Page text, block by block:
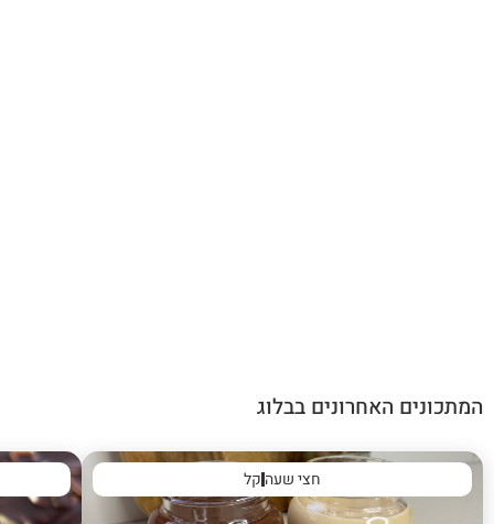
המתכונים האחרונים בבלוג
חצי שעהקל